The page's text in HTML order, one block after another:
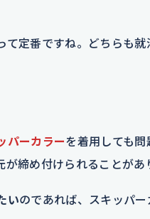
定番ですね。どちらも
パーカラーを着用しても
締め付けられることがあ
いのであれば、スキッパー